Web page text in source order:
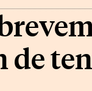
de